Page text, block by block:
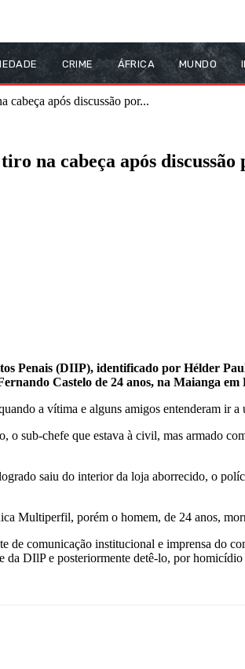
CRIME ÁFRICA MUNDO
cabeça após discussão por...
na cabeça após
Penais (DIIP), identificado por Hélder
Castelo de 24 anos, na Maianga em
a vítima e alguns amigos entenderam ir
o sub-chefe que estava à civil, mas armado
saiu do interior da loja aborrecido, o
Multiperfil, porém o homem, de 24 anos,
de comunicação institucional e imprensa do
da DIlP e posteriormente detê-lo, por